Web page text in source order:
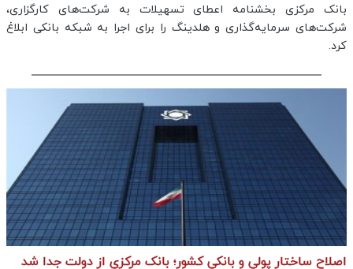
بانک مرکزی بخشنامه اعطای تسهیلات به شرکت‌های کارگزاری،
شرکت‌های سرمایه‌گذاری و هلدینگ را برای اجرا به شبکه بانکی ابلاغ
کرد.
اصلاح ساختار پولی و بانکی کشور؛ بانک مرکزی از دولت جدا شد